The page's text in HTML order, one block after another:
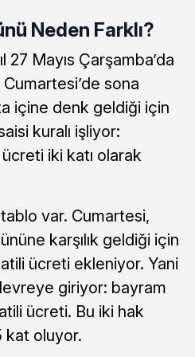
Neden Farklı?
27 Mayıs Çarşamba’da
sona
içine denk geldiği için
kuralı işliyor:
iki katı olarak
var. Cumartesi,
karşılık geldiği için
ücreti ekleniyor. Yani
giriyor: bayram
ücreti. Bu iki hak
kat oluyor.